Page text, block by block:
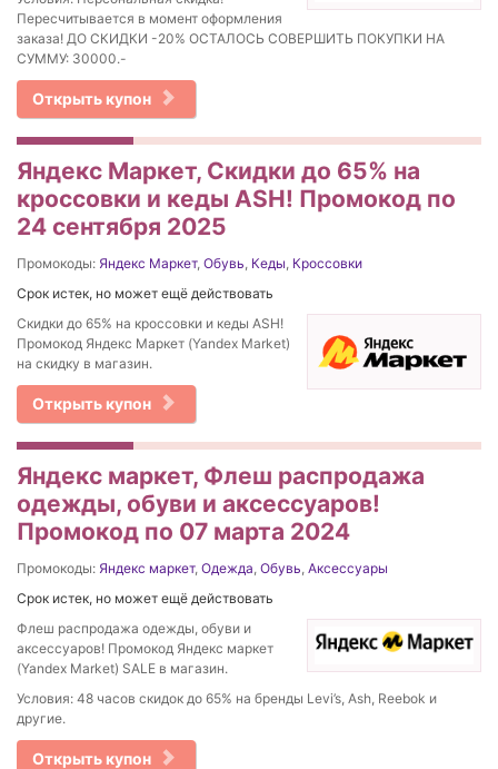
Пересчитывается в момент оформления
заказа! ДО СКИДКИ -20% ОСТАЛОСЬ СОВЕРШИТЬ ПОКУПКИ НА
СУММУ: 30000.-
Открыть купон
Яндекс Маркет, Скидки до 65% на
кроссовки и кеды ASH! Промокод по
24 сентября 2025
Промокоды: Яндекс Маркет, Обувь Кеды Кроссовки
Срок истек, но может ещё действовать
Скидки до 65% на кроссовки и кеды ASH!
Промокод Яндекс Маркет (Yandex Market)
на скидку в магазин.
Открыть купон
Яндекс маркет, Флеш распродажа
одежды, обуви и аксессуаров!
Промокод по 07 марта 2024
Промокоды: Яндекс маркет, Одежда Обувь Аксессуары
Срок истек, но может ещё действовать
Флеш распродажа одежды, обуви и
аксессуаров! Промокод Яндекс маркет
(Yandex Market) SALE в магазин.
Условия: 48 часов скидок до 65% на бренды Levi’s, Ash, Reebok и
другие.
Открыть купон